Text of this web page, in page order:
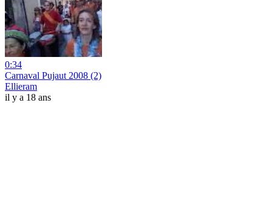
0:34
Carnaval Pujaut 2008 (2)
Ellieram
il y a 18 ans